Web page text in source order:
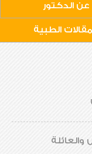
عن الدكتور
الطبية